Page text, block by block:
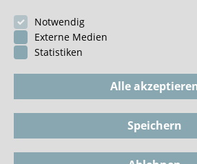
Datenschutz
Notwendig
Externe Medien
Statistiken
Alle
Speichern